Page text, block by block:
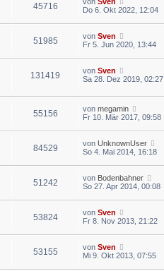
45716
Do 6. Okt 2022, 12:04
51985 von Sven
Fr 5. Jun 2020, 13:44
131419 von Sven
Sa 28. Dez 2019, 02:27
55156 von megamin
Fr 10. Mär 2017, 09:58
84529 von UnknownUser
So 4. Mai 2014, 16:18
51242 von Bodenbahner
So 27. Apr 2014, 00:08
53824 von Sven
Fr 8. Nov 2013, 21:22
53155 von Sven
Mi 9. Okt 2013, 07:55